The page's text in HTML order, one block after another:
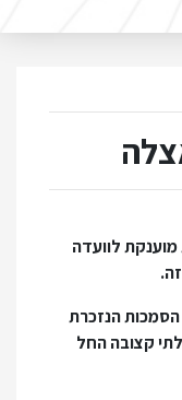
לוועדה
הנזכרת
לתקופה בלתי קצובה החל